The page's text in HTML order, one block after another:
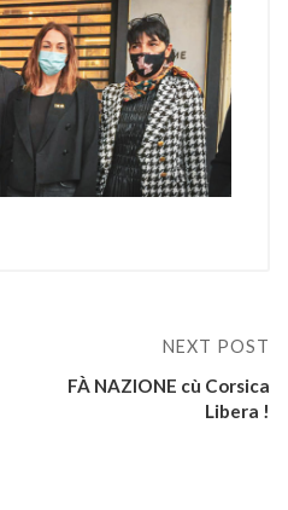
NEXT POST
FÀ NAZIONE cù Corsica
Libera !